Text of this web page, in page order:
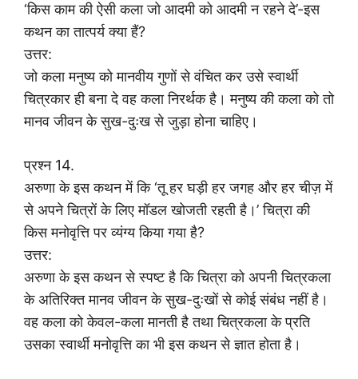
‘किस काम की ऐसी कला जो आदमी को आदमी न रहने दे’-इस
कथन का तात्पर्य क्या हैं?
उत्तर:
जो कला मनुष्य को मानवीय गुणों से वंचित कर उसे स्वार्थी
चित्रकार ही बना दे वह कला निरर्थक है। मनुष्य की कला को तो
मानव जीवन के सुख-दुःख से जुड़ा होना चाहिए।
प्रश्न 14.
अरुणा के इस कथन में कि ‘तू हर घड़ी हर जगह और हर चीज़ में
से अपने चित्रों के लिए मॉडल खोजती रहती है।’ चित्रा की
किस मनोवृत्ति पर व्यंग्य किया गया है?
उत्तर:
अरुणा के इस कथन से स्पष्ट है कि चित्रा को अपनी चित्रकला
के अतिरिक्त मानव जीवन के सुख-दुःखों से कोई संबंध नहीं है।
वह कला को केवल-कला मानती है तथा चित्रकला के प्रति
उसका स्वार्थी मनोवृत्ति का भी इस कथन से ज्ञात होता है।